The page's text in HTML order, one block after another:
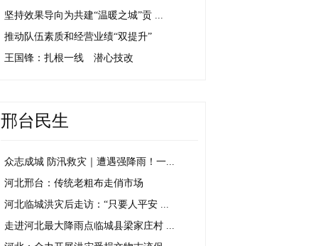
坚持效果导向为共建“温暖之城”贡 ...
推动队伍素质和经营业绩“双提升”
王国锋：扎根一线 潜心技改
邢台民生
众志成城 防汛救灾｜遭遇强降雨！一...
河北邢台：传统老粗布走俏市场
河北临城洪灾后走访：“只要人平安 ...
走进河北最大降雨点临城县梁家庄村 ...